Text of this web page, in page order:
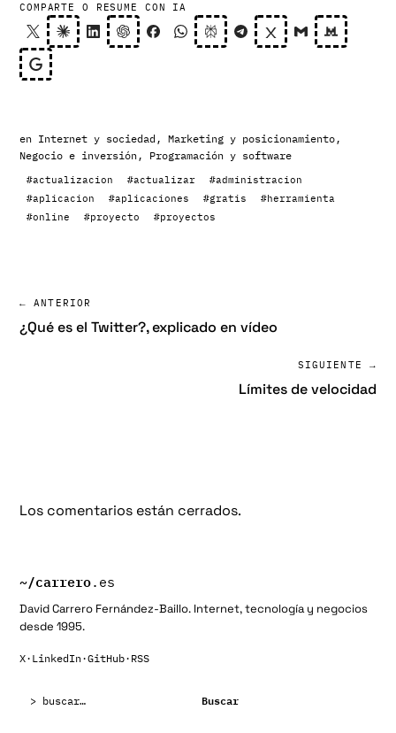
COMPARTE O RESUME CON IA
en Internet y sociedad , Marketing y posicionamiento,
Negocio e inversión, Programación y software
#actualizacion #actualizar
#administracion
#aplicacion
#aplicaciones #gratis
#herramienta
#online
#proyecto #proyectos
← ANTERIOR
¿Qué es el Twitter?, explicado en vídeo
SIGUIENTE →
Límites de velocidad
Los comentarios están cerrados.
~/carrero.es
David Carrero Fernández-Baillo. Internet, tecnología y negocios
desde 1995.
X· LinkedIn·GitHub· RSS
Buscar